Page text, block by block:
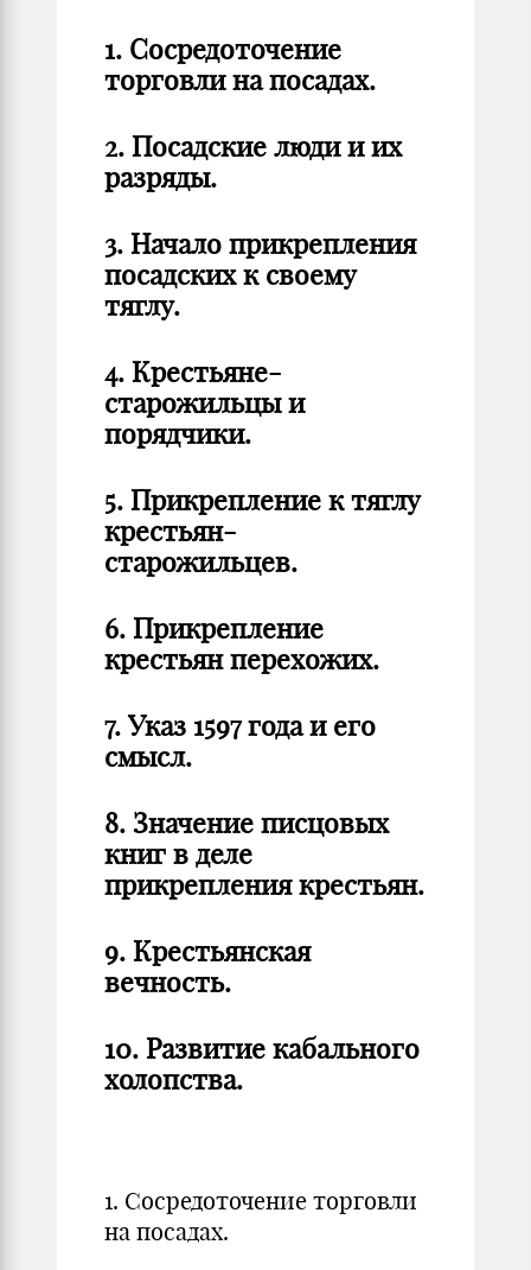
1. Сосредоточение
торговли на посадах.
2. Посадские люди и их
разряды.
3. Начало прикрепления
посадских к своему
тяглу.
4. Крестьяне-
старожильцы и
порядчики.
5. Прикрепление к тяглу
крестьян-
старожильцев.
6. Прикрепление
крестьян перехожих.
7. Указ 1597 года и его
смысл.
8. Значение писцовых
книг в деле
прикрепления крестьян.
9. Крестьянская
вечность.
10. Развитие кабального
холопства.
1. Сосредоточение торговли
на посадах.